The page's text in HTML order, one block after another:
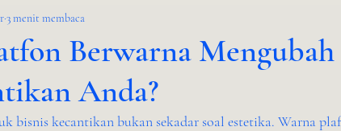
Industry News
Berwarna Mengubah
Anda?
3 menit membaca
bisnis kecantikan bukan sekadar soal estetika. Warna